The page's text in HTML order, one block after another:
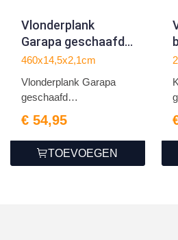
Vlonderplank
Garapa geschaafd
2.1x14.5x460cm
460x14,5x2,1cm
Vlonderplank Garapa
geschaafd
€ 54,95
TOEVOEGEN